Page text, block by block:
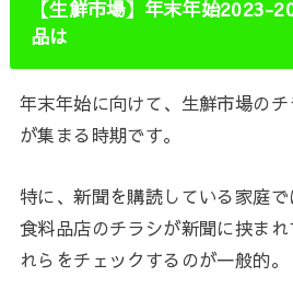
【生鮮市場】年末年始2023-
品は
年末年始に向けて、生鮮市場の
が集まる時期です。
特に、新聞を購読している家庭
食料品店のチラシが新聞に挟ま
れらをチェックするのが一般的。